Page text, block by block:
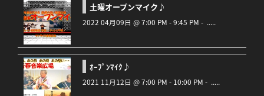
土曜オープンマイク♪
2022 04月09日 @ 7:00 PM - 9:45 PM - .....
ｵｰﾌﾟﾝﾏｲｸ♪
2021 11月12日 @ 7:00 PM - 10:00 PM - .....